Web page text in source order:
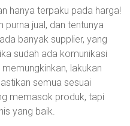
hanya terpaku pada harga!
purna jual, dan tentunya
banyak supplier, yang
sudah ada komunikasi
lakukan
semua sesuai
memasok produk, tapi
yang baik.